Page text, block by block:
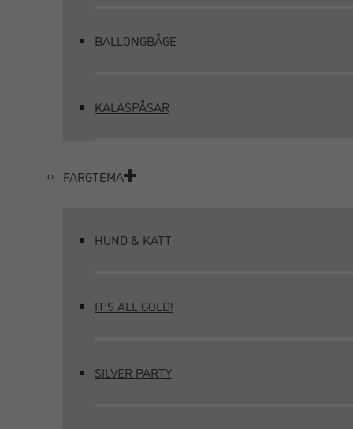
BALLONGBÅGE
KALASPÅSAR
FÄRGTEMA
HUND & KATT
IT’S ALL GOLD!
SILVER PARTY